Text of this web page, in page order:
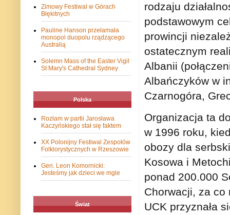
rodzaju
podstawowym
prowincji
ostatecznym
Albanii
Albańczyków w
Czarnogóra,
Organizacja ta
w 1996 roku,
obozy dla
Kosowa i
ponad 200.000
Chorwacji, za co
UCK przyznała
Zimowy Festiwal w Górach
Błękitnych
Pauline Hanson przełamała
monopol duopolu rządzącego
Australią
Solemn Mass of the Easter Vigil
St Mary's Cathedral Sydney
Polska
Rozłam w partii Jarosława
Kaczyńskiego stał się faktem
XX Polonijny Festiwal Zespołów
Folklorystycznych w Rzeszowie
Gen. Leon Komornicki:
Jesteśmy jak dzieci we mgle
Świat